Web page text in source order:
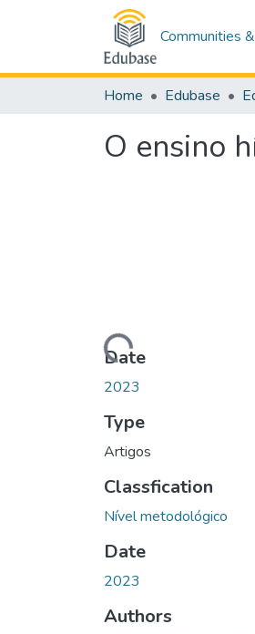
Communities
Home Edubase
O ensino
Loading...
Date
2023
Type
Artigos
Classfication
Nível metodológico
Date
2023
Authors